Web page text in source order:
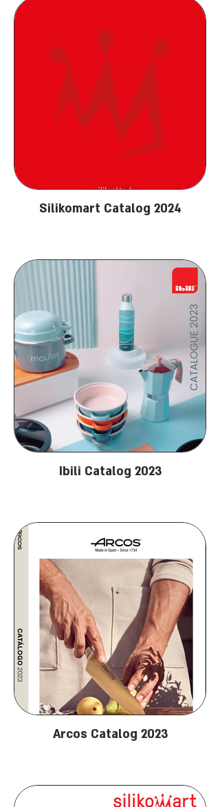
Silikomart Catalog 2024
Ibili Catalog 2023
Arcos Catalog 2023